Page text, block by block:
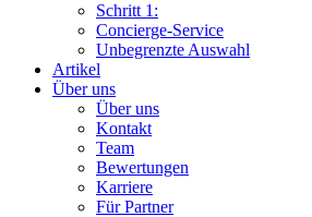
Schritt 1:
Concierge-Service
Unbegrenzte Auswahl
Artikel
Über uns
Über uns
Kontakt
Team
Bewertungen
Karriere
Für Partner